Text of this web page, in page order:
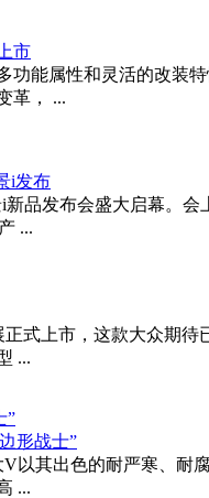
功能属性和灵活的改装
革， ...
新品发布会盛大启幕。
...
式上市，这款大众期
...
”
以其出色的耐严寒、耐
...